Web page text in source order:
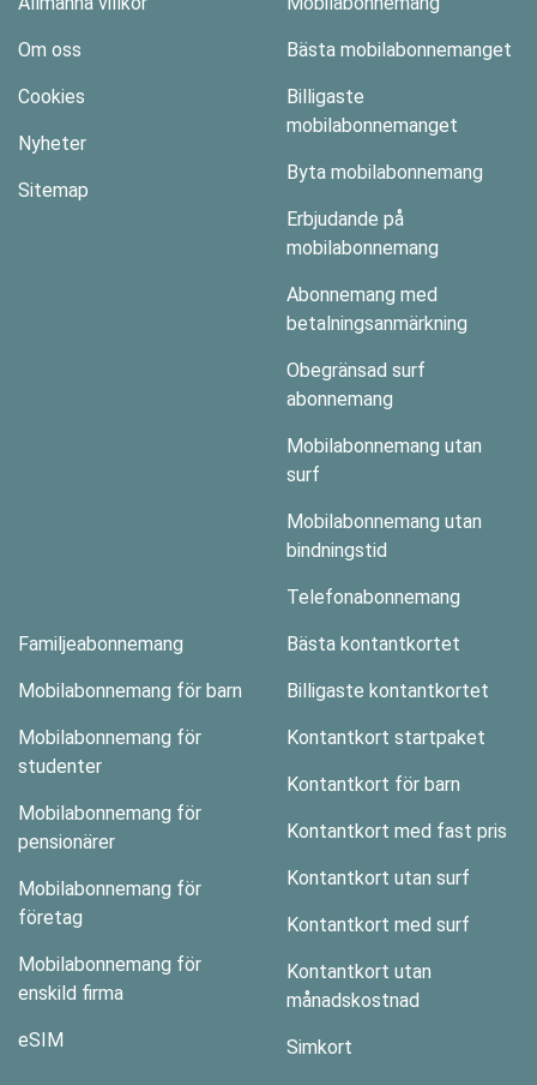
Om oss
Cookies
Nyheter
Sitemap
Bästa mobilabonnemanget
Billigaste
mobilabonnemanget
Byta mobilabonnemang
Erbjudande på
mobilabonnemang
Abonnemang med
betalningsanmärkning
Obegränsad surf
abonnemang
Mobilabonnemang utan
surf
Mobilabonnemang utan
bindningstid
Telefonabonnemang
Familjeabonnemang
Mobilabonnemang för barn
Mobilabonnemang för
studenter
Mobilabonnemang för
pensionärer
Mobilabonnemang för
företag
Mobilabonnemang för
enskild firma
eSIM
Bästa kontantkortet
Billigaste kontantkortet
Kontantkort startpaket
Kontantkort för barn
Kontantkort med fast pris
Kontantkort utan surf
Kontantkort med surf
Kontantkort utan
månadskostnad
Simkort